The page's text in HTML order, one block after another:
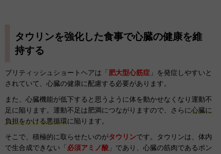
タウリンを強化した食事で心臓の健康を維
持する
ブリティッシュショートヘアは「 肥大型心筋症 」を発症しやすいと
されていて、心臓の健康に配慮する必要があります。
また、心臓機能が低下すると思うように体を動かせなくなり運動不
足に陥ります。運動不足は肥満につながりますので、さらに心臓に
負担をかける悪循環に陥ります。
そこで、積極的に取らせたいのがタウリンです。タウリンは、体内
で生合成できない「 必須アミノ酸 」であり、心臓の筋肉であるポン